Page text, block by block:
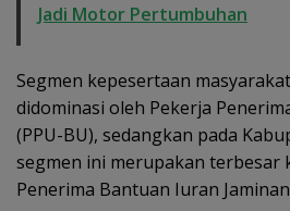
Jadi Motor Pertumbuhan
Segmen kepesertaan
didominasi oleh Pekerja
(PPU-BU), sedangkan pada
segmen ini merupakan terbesar
Penerima Bantuan Iuran